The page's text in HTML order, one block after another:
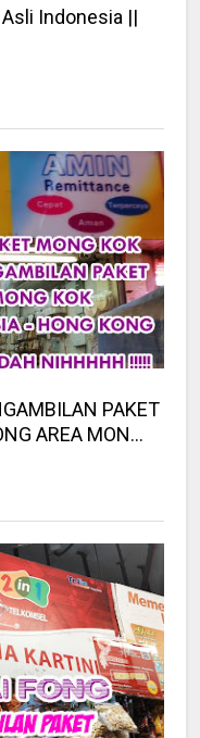
Indonesia ||
PAKET
AREA MON...